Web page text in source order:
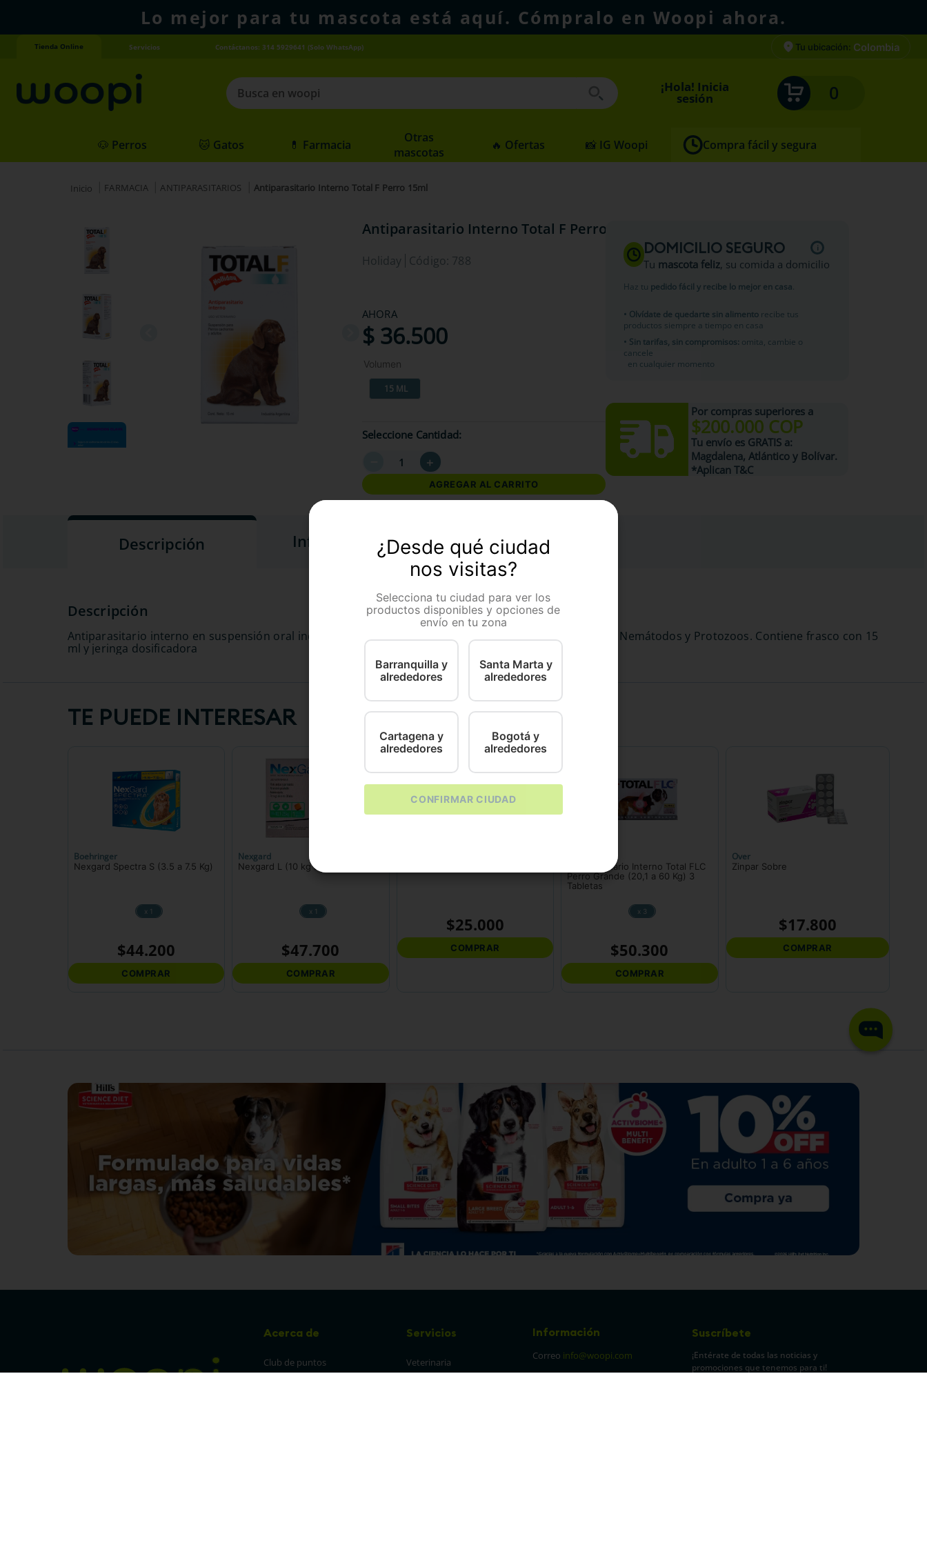
Lo mejor para tu mascota está aquí. Cómpralo en Woopi ahora.
Tienda Online Servicios Contáctanos: 314 5929641 (Solo WhatsApp) Tu ubicación: Colombia
Busca en woopi
1
agility gold
¡Hola! Inicia
sesión 0
🐶 Perros 🐱 Gatos 💊 Farmacia
Otras
mascotas
🔥 Ofertas 📸 IG Woopi Compra fácil y segura
FARMACIA ANTIPARASITARIOS Antiparasitario Interno Total F Perro 15ml
Antiparasitario Interno Total F Perro 15ml
Holiday Código: 788
AHORA
$ 36.500
Volumen
15 ML
Seleccione Cantidad
＋
AGREGAR AL CARRITO
DOMICILIO SEGURO
Tu mascota feliz, su comida a domicilio
Haz tu pedido fácil y recibe lo mejor en casa
• Olvídate de quedarte sin alimentorecibe tus
productos siempre a tiempo en casa
• Sin tarifas, sin compromisos: omita, cambie o
cancele
en cualquier momento
Por compras superiores a
$200.000 COP
Tu envío es GRATISa:
Magdalena, Atlántico y Bolívar.
*Aplican T&C
Descripción Información Adicional
Antiparasitario interno en suspensión oral indicado para el control y tratamiento de infestaciones por: Nemátodos y Protozoos. Contiene frasco con 15
ml y jeringa dosificadora
TE PUEDE INTERESAR
Boehringer
Nexgard Spectra S (3.5 a 7.5 Kg)
x 1
$44.200
COMPRAR
Nexgard
Nexgard L (10 kg a 25 kg.)
x 1
$47.700
COMPRAR
$25.000
COMPRAR
Antiparasitario Interno Total FLC
Perro Grande (20,1 a 60 Kg) 3
Tabletas
x 3
$50.300
COMPRAR
Over
Zinpar Sobre
$17.800
COMPRAR
Acerca de
Club de puntos
Servicios
Veterinaria
Información
Correo info@woopi.com
Suscríbete
¡Entérate de todas las noticias y
promociones que tenemos para ti!
¿Desde qué ciudad
nos visitas?
Selecciona tu ciudad para ver los
productos disponibles y opciones de
envío en tu zona
Barranquilla y
alrededores
Santa Marta y
alrededores
Cartagena y
alrededores
Bogotá y
alrededores
CONFIRMAR CIUDAD